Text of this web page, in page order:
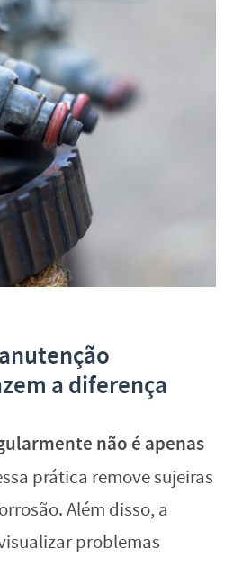
a diferença
não é apenas
prática remove sujeiras
Além disso, a
problemas